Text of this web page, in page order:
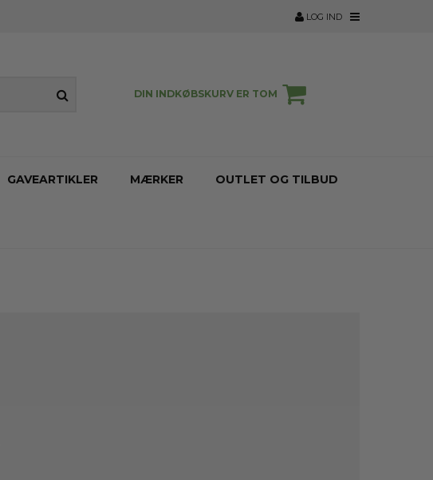
LOG IND
DIN INDKØBSKURV ER TOM
GAVEARTIKLER MÆRKER OUTLET OG TILBUD